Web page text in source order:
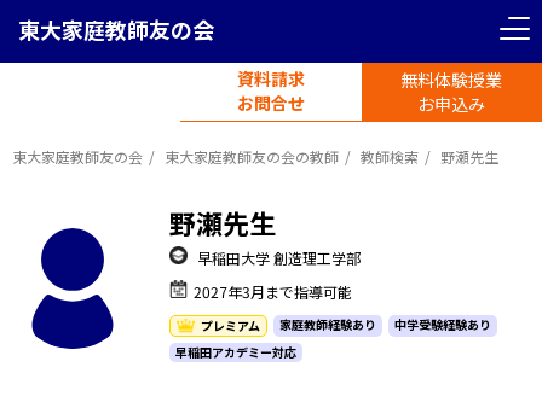
東大家庭教師友の会
資料請求
お問合せ
無料体験授業
お申込み
東大家庭教師友の会 東大家庭教師友の会の教師 教師検索 野瀬先生
野瀬先生
早稲田大学 創造理工学部
2027年3月まで指導可能
プレミアム 家庭教師経験あり
中学受験経験あり
早稲田アカデミー対応